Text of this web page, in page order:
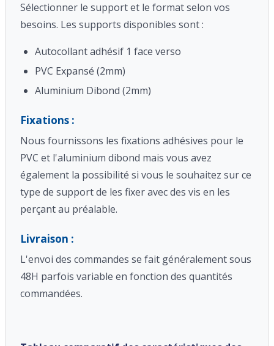
Sélectionner le support et le format selon vos
besoins. Les supports disponibles sont :
Autocollant adhésif 1 face verso
PVC Expansé (2mm)
Aluminium Dibond (2mm)
Fixations :
Nous fournissons les fixations adhésives pour le
PVC et l'aluminium dibond mais vous avez
également la possibilité si vous le souhaitez sur ce
type de support de les fixer avec des vis en les
perçant au préalable.
Livraison :
L'envoi des commandes se fait généralement sous
48H parfois variable en fonction des quantités
commandées.